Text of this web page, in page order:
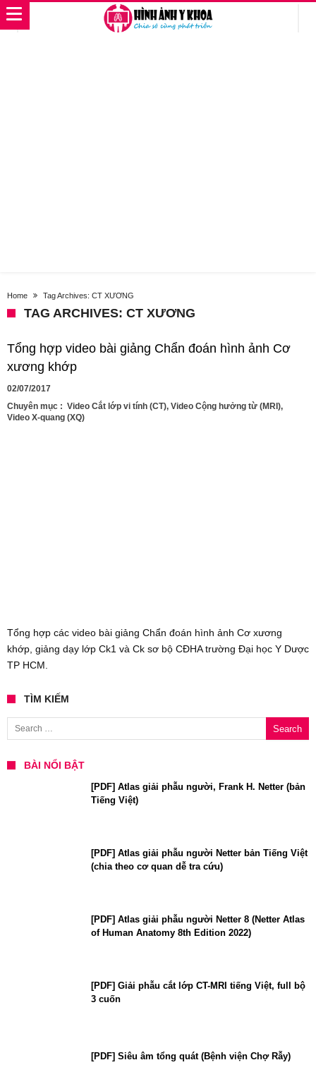
Home Tag Archives: CT XƯƠNG
TAG ARCHIVES: CT XƯƠNG
Tổng hợp video bài giảng Chẩn đoán hình ảnh Cơ
xương khớp
02/07/2017
Chuyên mục : Video Cắt lớp vi tính (CT), Video Cộng hưởng từ (MRI),
Video X-quang (XQ)
Tổng hợp các video bài giảng Chẩn đoán hình ảnh Cơ xương
khớp, giảng dạy lớp Ck1 và Ck sơ bộ CĐHA trường Đại học Y Dược
TP HCM.
TÌM KIẾM
Search for:
BÀI NỔI BẬT
[PDF] Atlas giải phẫu người, Frank H. Netter (bản
Tiếng Việt)
[PDF] Atlas giải phẫu người Netter bản Tiếng Việt
(chia theo cơ quan dễ tra cứu)
[PDF] Atlas giải phẫu người Netter 8 (Netter Atlas
of Human Anatomy 8th Edition 2022)
[PDF] Giải phẫu cắt lớp CT-MRI tiếng Việt, full bộ
3 cuốn
[PDF] Siêu âm tổng quát (Bệnh viện Chợ Rẫy)